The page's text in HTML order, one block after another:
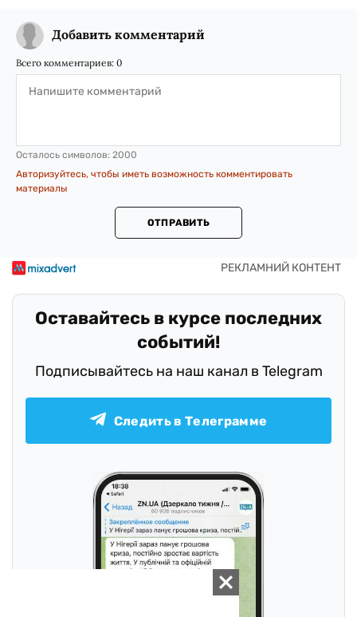
Добавить комментарий
Всего комментариев: 0
Осталось символов: 2000
Авторизуйтесь, чтобы иметь возможность комментировать
материалы
ОТПРАВИТЬ
Оставайтесь в курсе последних
событий!
Подписывайтесь на наш канал в Telegram
Следить в Телеграмме